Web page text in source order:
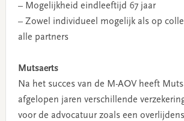
– Mogelijkheid eindleeftijd 67 jaar
– Zowel individueel mogelijk als op
alle partners
Mutsaerts
Na het succes van de M-AOV heeft
afgelopen jaren verschillende
voor de advocatuur zoals een